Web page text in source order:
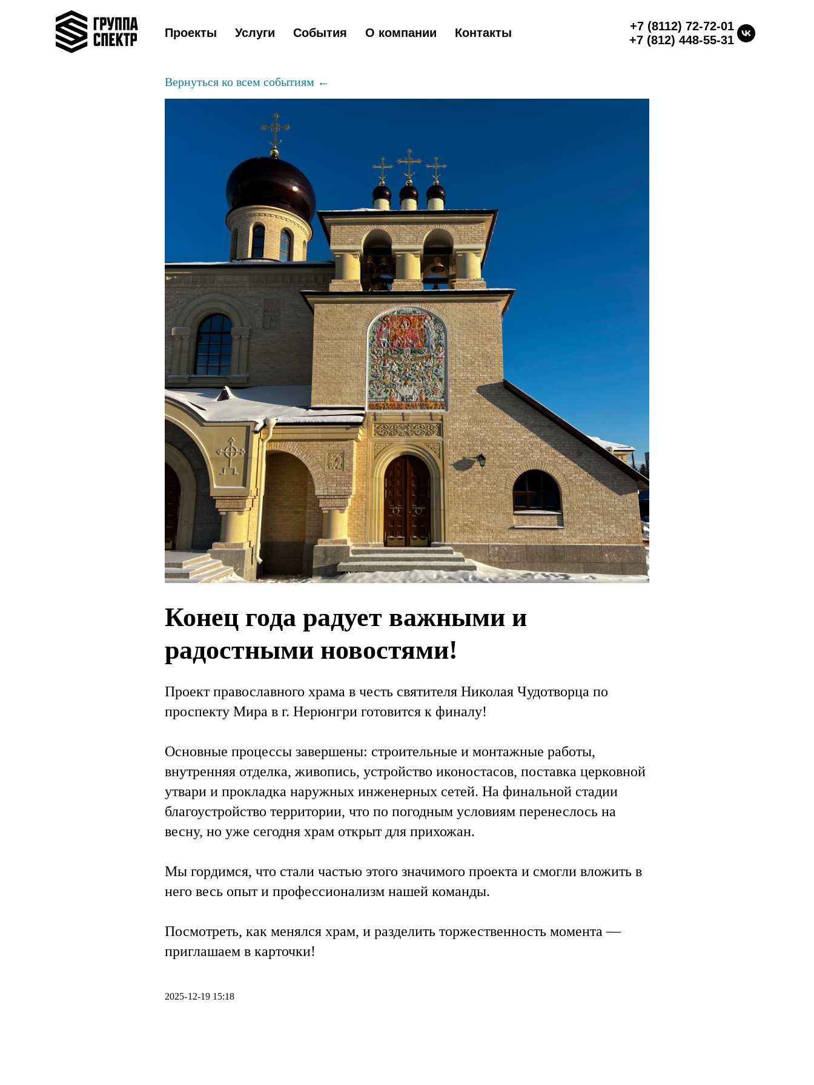
Проекты Услуги События О компании Контакты
+7 (8112) 72-72-01
+7 (812) 448-55-31
Вернуться ко всем событиям ←
Конец года радует важными и
радостными новостями!
Проект православного храма в честь святителя Николая Чудотворца по
проспекту Мира в г. Нерюнгри готовится к финалу!
Основные процессы завершены: строительные и монтажные работы,
внутренняя отделка, живопись, устройство иконостасов, поставка церковной
утвари и прокладка наружных инженерных сетей. На финальной стадии
благоустройство территории, что по погодным условиям перенеслось на
весну, но уже сегодня храм открыт для прихожан.
Мы гордимся, что стали частью этого значимого проекта и смогли вложить в
него весь опыт и профессионализм нашей команды.
Посмотреть, как менялся храм, и разделить торжественность момента —
приглашаем в карточки!
2025-12-19 15:18